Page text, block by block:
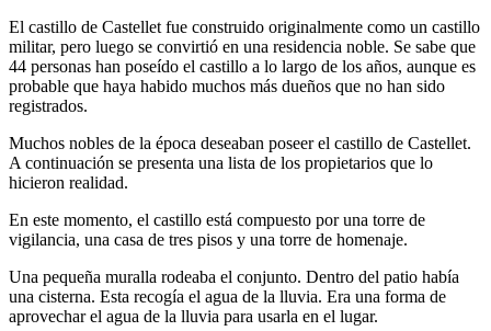
El castillo de Castellet fue construido originalmente como un castillo
militar, pero luego se convirtió en una residencia noble. Se sabe que
44 personas han poseído el castillo a lo largo de los años, aunque es
probable que haya habido muchos más dueños que no han sido
registrados.
Muchos nobles de la época deseaban poseer el castillo de Castellet.
A continuación se presenta una lista de los propietarios que lo
hicieron realidad.
En este momento, el castillo está compuesto por una torre de
vigilancia, una casa de tres pisos y una torre de homenaje.
Una pequeña muralla rodeaba el conjunto. Dentro del patio había
una cisterna. Esta recogía el agua de la lluvia. Era una forma de
aprovechar el agua de la lluvia para usarla en el lugar.